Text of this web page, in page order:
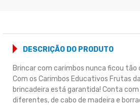
DESCRIÇÃO DO PRODUTO
Brincar com carimbos nunca ficou tão
Com os Carimbos Educativos Frutas da
brincadeira está garantida! Conta com
diferentes, de cabo de madeira e